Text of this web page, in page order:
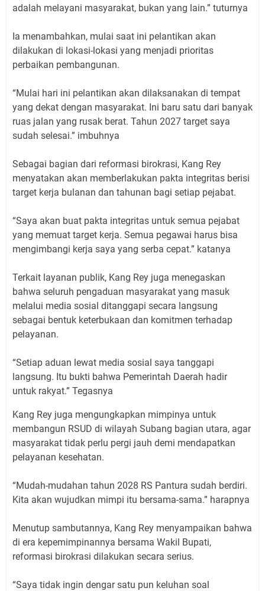
adalah melayani masyarakat, bukan yang lain.” tuturnya
Ia menambahkan, mulai saat ini pelantikan akan
dilakukan di lokasi-lokasi yang menjadi prioritas
perbaikan pembangunan.
“Mulai hari ini pelantikan akan dilaksanakan di tempat
yang dekat dengan masyarakat. Ini baru satu dari banyak
ruas jalan yang rusak berat. Tahun 2027 target saya
sudah selesai.” imbuhnya
Sebagai bagian dari reformasi birokrasi, Kang Rey
menyatakan akan memberlakukan pakta integritas berisi
target kerja bulanan dan tahunan bagi setiap pejabat.
“Saya akan buat pakta integritas untuk semua pejabat
yang memuat target kerja. Semua pegawai harus bisa
mengimbangi kerja saya yang serba cepat.” katanya
Terkait layanan publik, Kang Rey juga menegaskan
bahwa seluruh pengaduan masyarakat yang masuk
melalui media sosial ditanggapi secara langsung
sebagai bentuk keterbukaan dan komitmen terhadap
pelayanan.
“Setiap aduan lewat media sosial saya tanggapi
langsung. Itu bukti bahwa Pemerintah Daerah hadir
untuk rakyat.” Tegasnya
Kang Rey juga mengungkapkan mimpinya untuk
membangun RSUD di wilayah Subang bagian utara, agar
masyarakat tidak perlu pergi jauh demi mendapatkan
pelayanan kesehatan.
“Mudah-mudahan tahun 2028 RS Pantura sudah berdiri.
Kita akan wujudkan mimpi itu bersama-sama.” harapnya
Menutup sambutannya, Kang Rey menyampaikan bahwa
di era kepemimpinannya bersama Wakil Bupati,
reformasi birokrasi dilakukan secara serius.
“Saya tidak ingin dengar satu pun keluhan soal